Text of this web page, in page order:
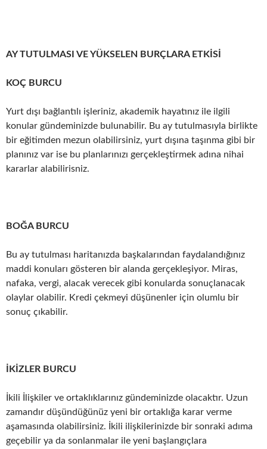
AY TUTULMASI VE YÜKSELEN BURÇLARA ETKİSİ
KOÇ BURCU
Yurt dışı bağlantılı işleriniz, akademik hayatınız ile ilgili
konular gündeminizde bulunabilir. Bu ay tutulmasıyla birlikte
bir eğitimden mezun olabilirsiniz, yurt dışına taşınma gibi bir
planınız var ise bu planlarınızı gerçekleştirmek adına nihai
kararlar alabilirisniz.
BOĞA BURCU
Bu ay tutulması haritanızda başkalarından faydalandığınız
maddi konuları gösteren bir alanda gerçekleşiyor. Miras,
nafaka, vergi, alacak verecek gibi konularda sonuçlanacak
olaylar olabilir. Kredi çekmeyi düşünenler için olumlu bir
sonuç çıkabilir.
İKİZLER BURCU
İkili İlişkiler ve ortaklıklarınız gündeminizde olacaktır. Uzun
zamandır düşündüğünüz yeni bir ortaklığa karar verme
aşamasında olabilirsiniz. İkili ilişkilerinizde bir sonraki adıma
geçebilir ya da sonlanmalar ile yeni başlangıçlara